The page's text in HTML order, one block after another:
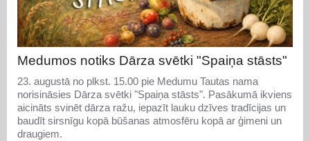
Medumos notiks Dārza svētki "Spaiņa stāsts"
23. augustā no plkst. 15.00 pie Medumu Tautas nama
norisināsies Dārza svētki "Spaiņa stāsts". Pasākumā ikviens
aicināts svinēt dārza ražu, iepazīt lauku dzīves tradīcijas un
baudīt sirsnīgu kopā būšanas atmosfēru kopā ar ģimeni un
draugiem.